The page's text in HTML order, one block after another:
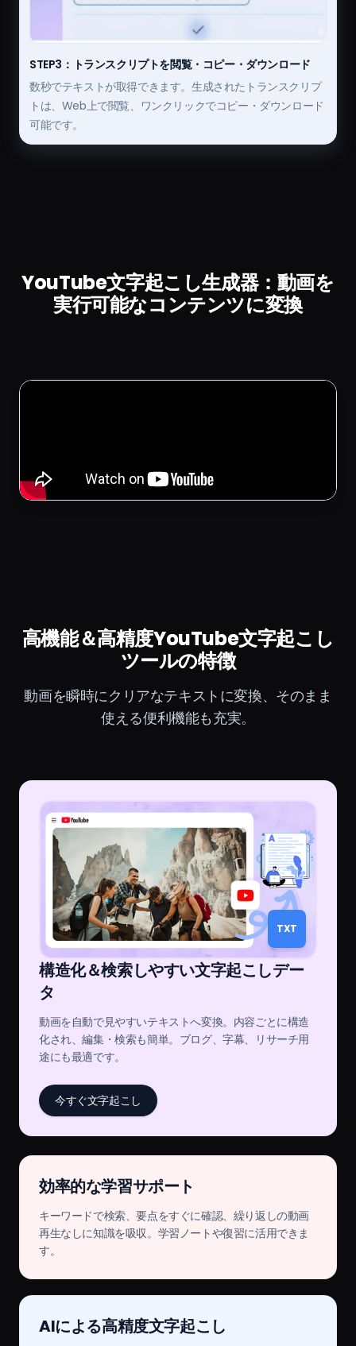
STEP3：トランスクリプトを閲覧・コピー・ダウンロード
数秒でテキストが取得できます。生成されたトランスクリプ
トは、Web上で閲覧、ワンクリックでコピー・ダウンロード
可能です。
YouTube文字起こし生成器：動画を
実行可能なコンテンツに変換
高機能＆高精度YouTube文字起こし
ツールの特徴
動画を瞬時にクリアなテキストに変換、そのまま
使える便利機能も充実。
構造化＆検索しやすい文字起こしデー
タ
動画を自動で見やすいテキストへ変換。内容ごとに構造
化され、編集・検索も簡単。ブログ、字幕、リサーチ用
途にも最適です。
今すぐ文字起こし
TXT
効率的な学習サポート
キーワードで検索、要点をすぐに確認、繰り返しの動画
再生なしに知識を吸収。学習ノートや復習に活用できま
す。
AIによる高精度文字起こし